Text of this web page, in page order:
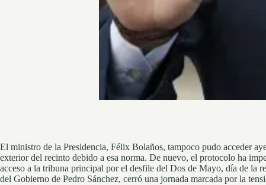
El ministro de la Presidencia, Félix Bolaños, tampoco pudo acceder
exterior del recinto debido a esa norma. De nuevo, el protocolo ha
acceso a la tribuna principal por el desfile del Dos de Mayo, día de la
del Gobierno de Pedro Sánchez, cerró una jornada marcada por la